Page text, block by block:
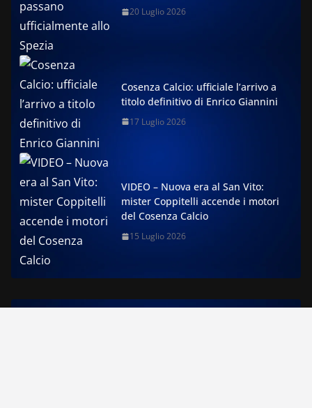
20 Luglio 2026
Cosenza Calcio: ufficiale l’arrivo a
titolo definitivo di Enrico Giannini
17 Luglio 2026
VIDEO – Nuova era al San Vito:
mister Coppitelli accende i motori
del Cosenza Calcio
15 Luglio 2026